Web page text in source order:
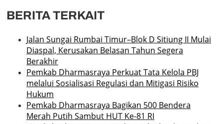
BERITA TERKAIT
Jalan Sungai Rumbai Timur–Blok D Sitiung II Mulai
Diaspal, Kerusakan Belasan Tahun Segera
Berakhir
Pemkab Dharmasraya Perkuat Tata Kelola PBJ
melalui Sosialisasi Regulasi dan Mitigasi Risiko
Hukum
Pemkab Dharmasraya Bagikan 500 Bendera
Merah Putih Sambut HUT Ke-81 RI